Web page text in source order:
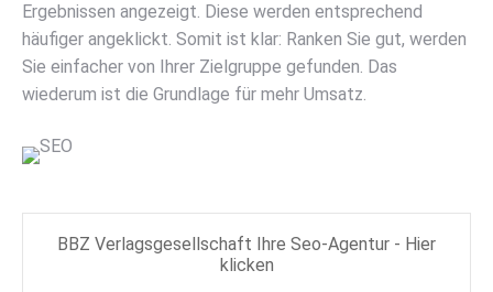
Ergebnissen angezeigt. Diese werden entsprechend
häufiger angeklickt. Somit ist klar: Ranken Sie gut, werden
Sie einfacher von Ihrer Zielgruppe gefunden. Das
wiederum ist die Grundlage für mehr Umsatz.
BBZ Verlagsgesellschaft Ihre Seo-Agentur - Hier
klicken